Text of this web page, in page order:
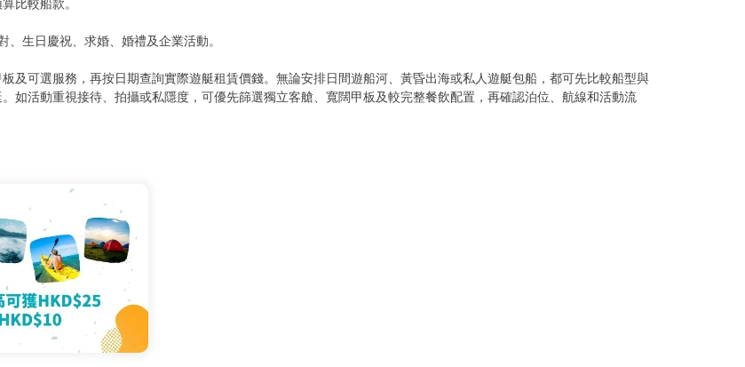
比較船款。
生日慶祝、求婚、婚禮及企業活動。
及可選服務，再按日期查詢實際遊艇租賃價錢。無論安排日間遊船河、黃昏出海或私人遊艇包船，都可先比較船型與
如活動重視接待、拍攝或私隱度，可優先篩選獨立客艙、寬闊甲板及較完整餐飲配置，再確認泊位、航線和活動流